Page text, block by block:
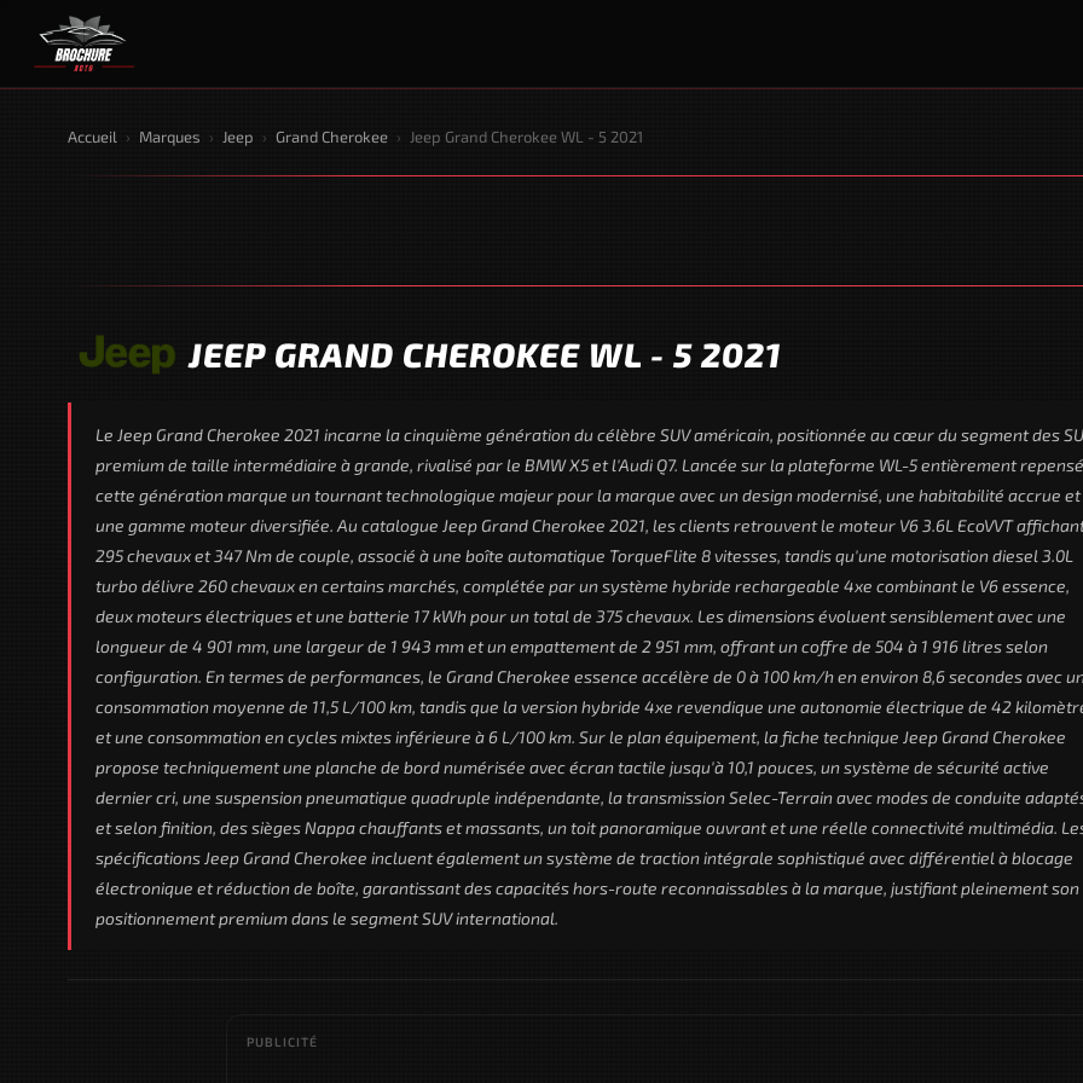
Accueil › Marques › Jeep › Grand Cherokee › Jeep Grand Cherokee WL - 5 2021
JEEP GRAND CHEROKEE WL - 5 2021
Le Jeep Grand Cherokee 2021 incarne la cinquième génération du célèbre SUV américain, positionnée au cœur du segment des
premium de taille intermédiaire à grande, rivalisé par le BMW X5 et l'Audi Q7. Lancée sur la plateforme WL-5 entièrement
cette génération marque un tournant technologique majeur pour la marque avec un design modernisé, une habitabilité accrue et
une gamme moteur diversifiée. Au catalogue Jeep Grand Cherokee 2021, les clients retrouvent le moteur V6 3.6L EcoVVT
295 chevaux et 347 Nm de couple, associé à une boîte automatique TorqueFlite 8 vitesses, tandis qu'une motorisation diesel 3.0L
turbo délivre 260 chevaux en certains marchés, complétée par un système hybride rechargeable 4xe combinant le V6 essence,
deux moteurs électriques et une batterie 17 kWh pour un total de 375 chevaux. Les dimensions évoluent sensiblement avec une
longueur de 4 901 mm, une largeur de 1 943 mm et un empattement de 2 951 mm, offrant un coffre de 504 à 1 916 litres selon
configuration. En termes de performances, le Grand Cherokee essence accélère de 0 à 100 km/h en environ 8,6 secondes avec
consommation moyenne de 11,5 L/100 km, tandis que la version hybride 4xe revendique une autonomie électrique de 42
et une consommation en cycles mixtes inférieure à 6 L/100 km. Sur le plan équipement, la fiche technique Jeep Grand Cherokee
propose techniquement une planche de bord numérisée avec écran tactile jusqu'à 10,1 pouces, un système de sécurité active
dernier cri, une suspension pneumatique quadruple indépendante, la transmission Selec-Terrain avec modes de conduite
et selon finition, des sièges Nappa chauffants et massants, un toit panoramique ouvrant et une réelle connectivité multimédia.
spécifications Jeep Grand Cherokee incluent également un système de traction intégrale sophistiqué avec différentiel à blocage
électronique et réduction de boîte, garantissant des capacités hors-route reconnaissables à la marque, justifiant pleinement son
positionnement premium dans le segment SUV international.
PUBLICITÉ